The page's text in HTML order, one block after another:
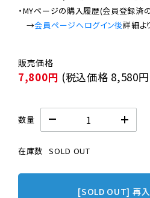
・MYページの購入履歴(会員登録済
→会員ページへログイン後
7,800円 (税込価格 8,580円
数量
在庫数 SOLD OUT
[SOLD OUT] 再